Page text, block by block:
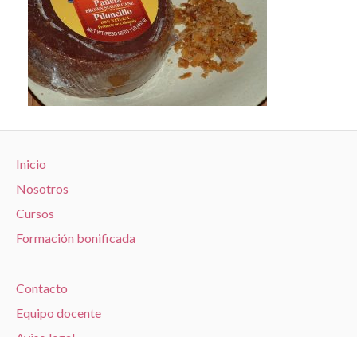
Inicio
Nosotros
Cursos
Formación bonificada
Contacto
Equipo docente